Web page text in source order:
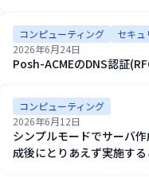
コンピューティング
セキュ
2026年6月24日
Posh-ACMEのDNS認証
コンピューティング
2026年6月12日
シンプルモードでサーバ
成後にとりあえず実施する